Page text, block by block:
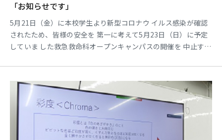
「お知らせです」
5月21日（金）に本校学生より新型コロナウ イルス感染が確認
されたため、皆様の安全を 第一に考えて5月23日（日）に予定
していま した救急救命科オープンキャンパスの開催を 中止する
げ ます。 また現段階における在校生の濃厚接触の恐れ は低い
ですが、保健所の指示に従った対応を 行っていきます。 なお１
年生は念のために明日より３日間を休 講とし